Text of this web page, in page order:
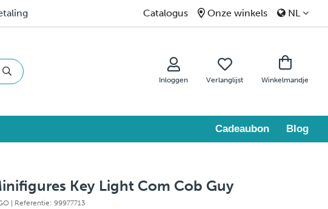
Catalogus Onze winkels NL
Inloggen Verlanglijst Winkelmandje
Cadeaubon Blog
Key Light Com Cob Guy
| Referentie: 99977713